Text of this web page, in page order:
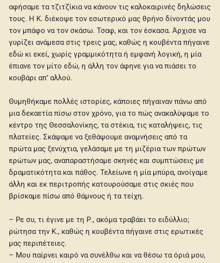
αφήσαμε τα τζιτζίκια να κάνουν τις καλοκαιρινές δηλώσεις
τους. Η Κ. διέκοψε τον εσωτερικό μας θρήνο δίνοντάς μου
τον μπάφο να τον σκάσω. Τσαφ, και τον έσκασα. Άρχισε να
γυρίζει ανάμεσα στις τρεις μας, καθώς η κουβέντα πήγαινε
εδώ κι εκεί, χωρίς γραμμικότητα ή εμφανή λογική, η μία
έπιανε τον μίτο εδώ, η άλλη τον άφηνε για να πιάσει το
κουβάρι απ’ αλλού.
Θυμηθήκαμε πολλές ιστορίες, κάποιες πήγαιναν πάνω από
μια δεκαετία πίσω στον χρόνο, για το πώς ανακαλύψαμε το
κέντρο της Θεσσαλονίκης, τα στέκια, τις καταλήψεις, τις
πλατείες. Σκάψαμε να ξεθάψουμε αναμνήσεις από τα
πρώτα μας ξενύχτια, γελάσαμε με τη μιζέρια των πρώτων
ερώτων μας, αναπαραστήσαμε σκηνές και συμπτώσεις με
δραματικότητα και πάθος. Τελείωνε η μία μπύρα, ανοίγαμε
άλλη και εκ περιτροπής κατουρούσαμε στις σκιές που
βρίσκαμε πίσω από θάμνους ή τα τείχη.
– Ρε συ, τι έγινε με τη Ρ., ακόμα τραβάει το ειδύλλιο;
ρώτησα την Κ., καθώς η κουβέντα πήγαινε στις ερωτικές
μας περιπέτειες.
– Μου παίρνει καιρό να συνέλθω και να θέσω τα όριά μου,